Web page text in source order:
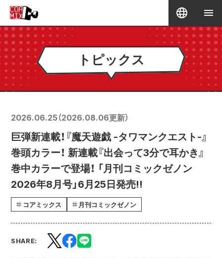
トピックス
2026.06.25（2026.08.06更新）
巨弾新連載！『魔天遊戯 -タワマンクエスト-』
巻頭カラー！ 新連載『出会って3分で耳かき』
巻中カラーで登場！ 「月刊コミックゼノン
2026年8月号」6月25日発売!!
コアミックス 月刊コミックゼノン
SHARE: